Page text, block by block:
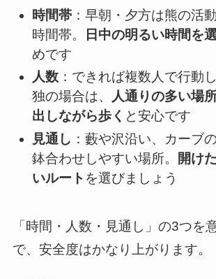
時間帯 ：早朝・夕方は熊の活
時間帯。
日中の明るい時間を
めです
人数 ：できれば複数人で行動
独の場合は、 人通りの多い場
出しながら歩く と安心です
見通し ：藪や沢沿い、カーブ
鉢合わせしやすい場所。
開け
いルート を選びましょう
「時間・人数・見通し」の3つを
で、安全度はかなり上がります。